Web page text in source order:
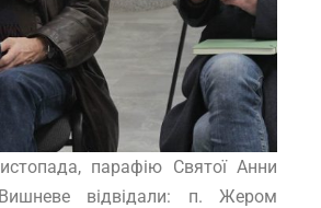
парафію Святої Анни
відвідали: п. Жером